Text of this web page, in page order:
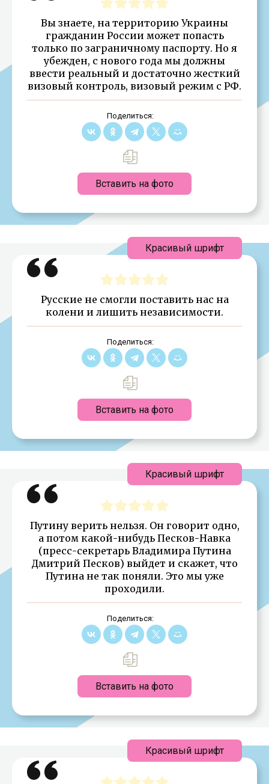
Вы знаете, на территорию Украины
гражданин России может попасть
только по заграничному паспорту. Но я
убежден, с нового года мы должны
ввести реальный и достаточно жесткий
визовый контроль, визовый режим с РФ.
Поделиться:
Вставить на фото
Русские не смогли поставить нас на
колени и лишить независимости.
Поделиться:
Вставить на фото
Красивый шрифт
Путину верить нельзя. Он говорит одно,
а потом какой-нибудь Песков-Навка
(пресс-секретарь Владимира Путина
Дмитрий Песков) выйдет и скажет, что
Путина не так поняли. Это мы уже
проходили.
Поделиться:
Вставить на фото
Красивый шрифт
Красивый шрифт